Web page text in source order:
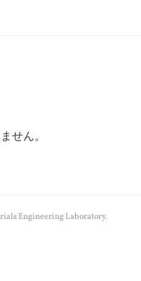
せん。
Engineering Laboratory.